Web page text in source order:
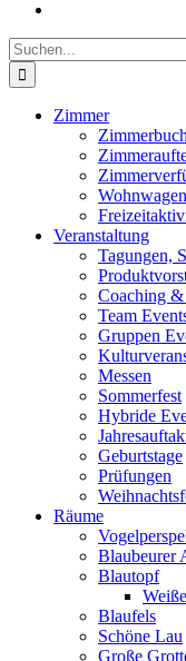
Suche
nach:
Zimmer
Veranstaltung
Tagungen,
Coaching &
Team
Gruppen
Messen
Sommerfest
Hybride
Geburtstage
Prüfungen
Räume
Blaubeurer
Blautopf
Blaufels
Schöne Lau
Große